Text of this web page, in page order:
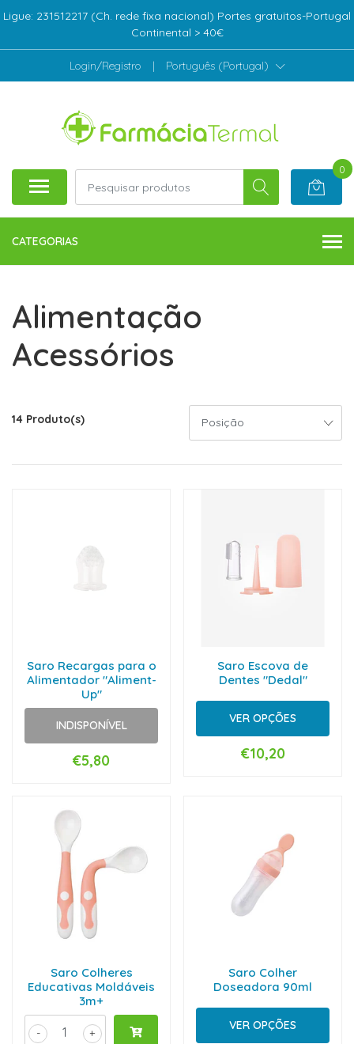
Ligue: 231512217 (Ch. rede fixa nacional) Portes gratuitos-Portugal
Continental > 40€
Login/Registro | Português (Portugal)
0
CATEGORIAS
Alimentação
Acessórios
14 Produto(s)
Saro Recargas para o
Alimentador "Aliment-
Up"
INDISPONÍVEL
€5,80
Saro Escova de
Dentes "Dedal"
VER OPÇÕES
€10,20
Saro Colheres
Educativas Moldáveis
3m+
+
-
Saro Colher
Doseadora 90ml
VER OPÇÕES